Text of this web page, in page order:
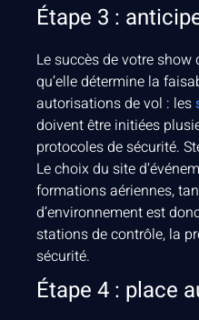
Étape 3 :
Le succès de votre
qu’elle détermine la
autorisations de vol : les
doivent être initiées
protocoles de sécurité.
Le choix du site
formations aériennes,
d’environnement est
stations de contrôle, la
sécurité.
Étape 4 : place